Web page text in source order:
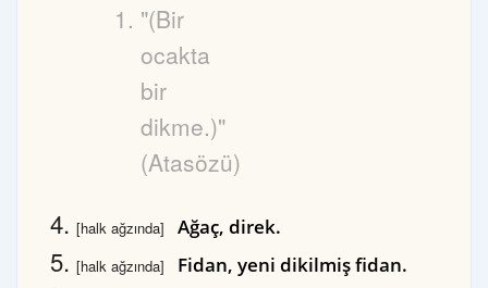
"(Bir
ocakta
bir
dikme.)"
(Atasözü)
[halk ağzında] Ağaç, direk.
[halk ağzında] Fidan, yeni dikilmiş fidan.